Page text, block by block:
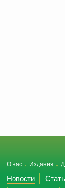
О нас Издания
Новости